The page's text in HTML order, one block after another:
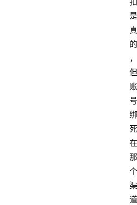
是
真
的
，
但
账
号
绑
死
在
那
个
渠
道